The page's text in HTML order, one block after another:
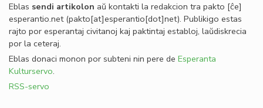
Eblas sendi artikolon aŭ kontakti la redakcion tra pakto [ĉe]
esperantio.net(pakto[at]esperantio[dot]net). Publikigo estas
rajto por esperantaj civitanoj kaj paktintaj establoj, laŭdiskrecia
por la ceteraj.
Eblas donaci monon por subteni nin pere de Esperanta
Kulturservo.
RSS-servo